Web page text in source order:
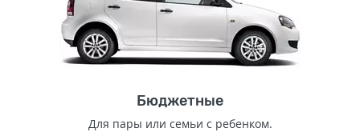
Бюджетные
Для пары или семьи с ребенком.